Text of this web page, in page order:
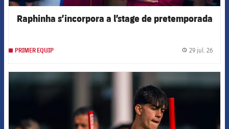
Raphinha s’incorpora a l’stage de pretemporada
PRIMER EQUIP 29 jul. 26